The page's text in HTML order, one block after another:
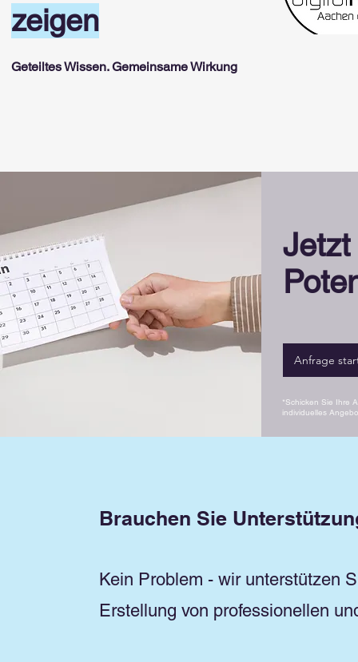
zeigen
Geteiltes Wissen. Gemeinsame Wirkung
Anfrage
*Schicken Sie Ihre
individuelles
Brauchen Sie
Kein Problem - wir unterstützen
Erstellung von professionellen